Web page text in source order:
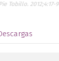
Tobillo. 2012;4:17-9